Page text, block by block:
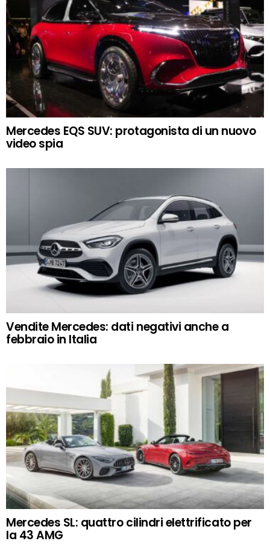
Mercedes EQS SUV: protagonista di un nuovo
video spia
Vendite Mercedes: dati negativi anche a
febbraio in Italia
Mercedes SL: quattro cilindri elettrificato per
la 43 AMG